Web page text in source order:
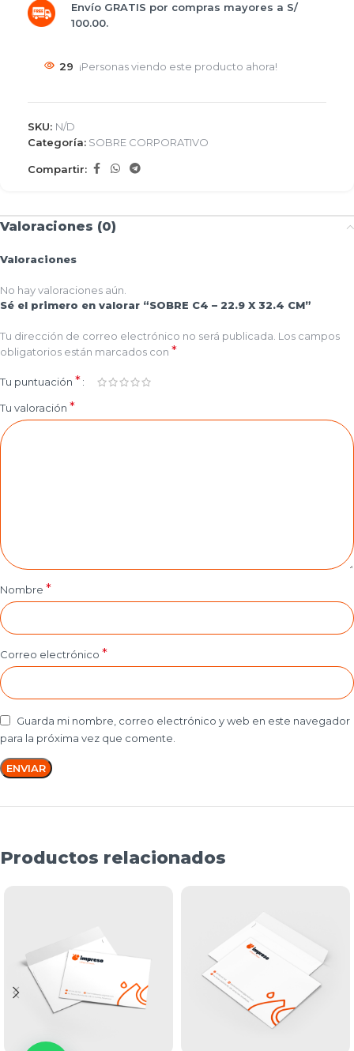
Envío GRATIS por compras mayores a S/
100.00.
29 ¡Personas viendo este producto ahora!
SKU: N/D
Categoría: SOBRE CORPORATIVO
Compartir:
Valoraciones (0)
Valoraciones
No hay valoraciones aún.
Sé el primero en valorar “SOBRE C4 – 22.9 X 32.4 CM”
Tu dirección de correo electrónico no será publicada. Los campos
obligatorios están marcados con *
Tu puntuación *
Tu valoración *
Nombre *
Correo electrónico *
Guarda mi nombre, correo electrónico y web en este navegador
para la próxima vez que comente.
Productos relacionados